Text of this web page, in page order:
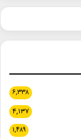
۶,۳۳۸
۴,۱۳۷
۱,۴۸۹